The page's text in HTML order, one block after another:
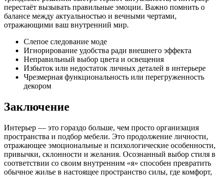
перестаёт вызывать правильные эмоции. Важно помнить о
балансе между актуальностью и вечными чертами,
отражающими ваш внутренний мир.
Слепое следование моде
Игнорирование удобства ради внешнего эффекта
Неправильный выбор цвета и освещения
Избыток или недостаток личных деталей в интерьере
Чрезмерная функциональность или перегруженность
декором
Заключение
Интерьер — это гораздо больше, чем просто организация
пространства и подбор мебели. Это продолжение личности,
отражающее эмоциональные и психологические особенности,
привычки, склонности и желания. Осознанный выбор стиля в
соответствии со своим внутренним «я» способен превратить
обычное жилье в настоящее пространство силы, где комфорт,